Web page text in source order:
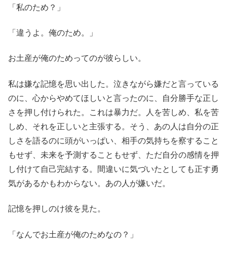
「私のため？」
「違うよ。俺のため。」
お土産が俺のためってのが彼らしい。
私は嫌な記憶を思い出した。泣きながら嫌だと言っている
のに、心からやめてほしいと言ったのに、自分勝手な正し
さを押し付けられた。これは暴力だ。人を苦しめ、私を苦
しめ、それを正しいと主張する。そう、あの人は自分の正
しさを語るのに頭がいっぱい、相手の気持ちを察すること
もせず、未来を予測することもせず、ただ自分の感情を押
し付けて自己完結する。間違いに気づいたとしても正す勇
気があるかもわからない。あの人が嫌いだ。
記憶を押しのけ彼を見た。
「なんでお土産が俺のためなの？」